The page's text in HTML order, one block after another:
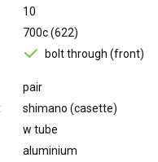
10
700c (622)
bolt through (front)
pair
shimano (casette)
w tube
aluminium